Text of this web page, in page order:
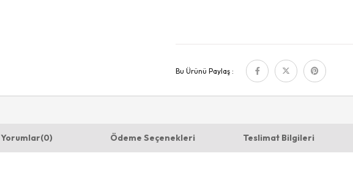
Bu Ürünü Paylaş :
Yorumlar(0) Ödeme Seçenekleri Teslimat Bilgileri